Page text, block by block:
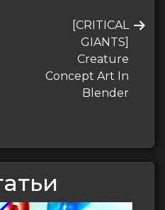
Следующая
запись
[CRITICAL
GIANTS]
Creature
Concept Art In
Blender